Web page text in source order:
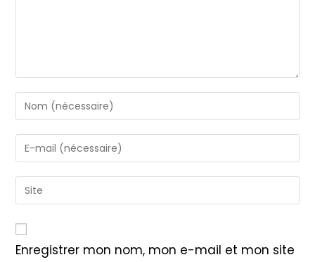
Enter
your
name
or
to
comment
Enter
your
email
address
Saisir
l’URL
votre
site
Enregistrer mon nom, mon e-mail et mon site